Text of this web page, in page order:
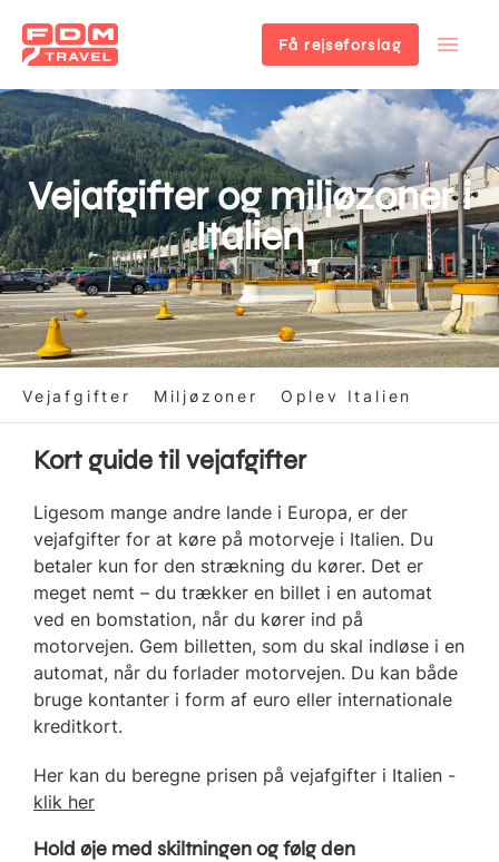
Gå
til
hovedindhold
Få rejseforslag
Vejafgifter og miljøzoner i
Italien
Vejafgifter Miljøzoner Oplev Italien
Kort guide til vejafgifter
Ligesom mange andre lande i Europa, er der
vejafgifter for at køre på motorveje i Italien. Du
betaler kun for den strækning du kører. Det er
meget nemt – du trækker en billet i en automat
ved en bomstation, når du kører ind på
motorvejen. Gem billetten, som du skal indløse i en
automat, når du forlader motorvejen. Du kan både
bruge kontanter i form af euro eller internationale
kreditkort.
Her kan du beregne prisen på vejafgifter i Italien -
klik her
Hold øje med skiltningen og følg den